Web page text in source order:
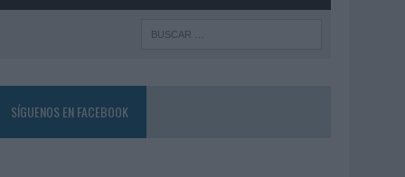
SÍGUENOS EN FACEBOOK